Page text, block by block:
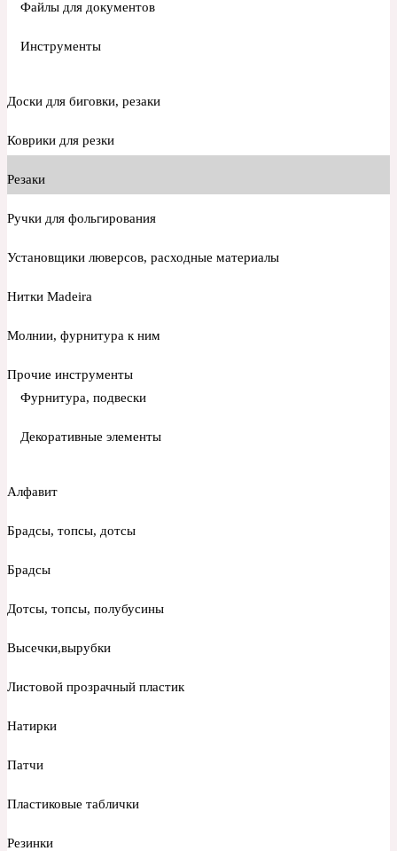
Файлы для документов
Инструменты
Доски для биговки, резаки
Коврики для резки
Резаки
Ручки для фольгирования
Установщики люверсов, расходные материалы
Нитки Madeira
Молнии, фурнитура к ним
Прочие инструменты
Фурнитура, подвески
Декоративные элементы
Алфавит
Брадсы, топсы, дотсы
Брадсы
Дотсы, топсы, полубусины
Высечки,вырубки
Листовой прозрачный пластик
Натирки
Патчи
Пластиковые таблички
Резинки